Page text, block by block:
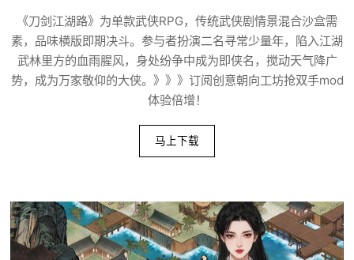
《刀剑江湖路》为单款武侠RPG，传统武侠剧情景混合沙盒需
素，品味横版即期决斗。参与者扮演二名寻常少量年，陷入江湖
武林里方的血雨腥风，身处纷争中成为即侠名，搅动天气降广
势，成为万家敬仰的大侠。》》》订阅创意朝向工坊抢双手mod
体验倍增！
马上下载